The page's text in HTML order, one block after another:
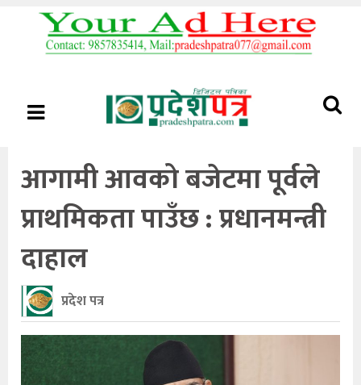
आगामी आवको बजेटमा पूर्वले
प्राथमिकता पाउँछ : प्रधानमन्त्री
दाहाल
प्रदेश पत्र